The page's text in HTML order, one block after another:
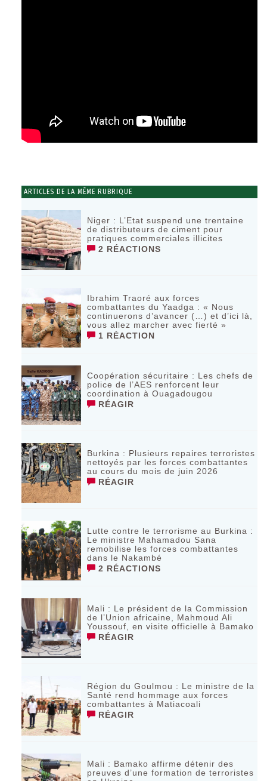
ARTICLES DE LA MÊME RUBRIQUE
Niger : L’Etat suspend une trentaine
de distributeurs de ciment pour
pratiques commerciales illicites
2 RÉACTIONS
Ibrahim Traoré aux forces
combattantes du Yaadga : « Nous
continuerons d’avancer (…) et d’ici là,
vous allez marcher avec fierté »
1 RÉACTION
Coopération sécuritaire : Les chefs de
police de l’AES renforcent leur
coordination à Ouagadougou
RÉAGIR
‎Burkina : Plusieurs repaires terroristes
nettoyés par les forces combattantes
au cours du mois de juin 2026
RÉAGIR
Lutte contre le terrorisme au Burkina :
Le ministre Mahamadou Sana
remobilise les forces combattantes
dans le Nakambé
2 RÉACTIONS
Mali : Le président de la Commission
de l’Union africaine, Mahmoud Ali
Youssouf, en visite officielle à Bamako
RÉAGIR
Région du Goulmou : Le ministre de la
Santé rend hommage aux forces
combattantes à Matiacoali
RÉAGIR
Mali : Bamako affirme détenir des
preuves d’une formation de terroristes